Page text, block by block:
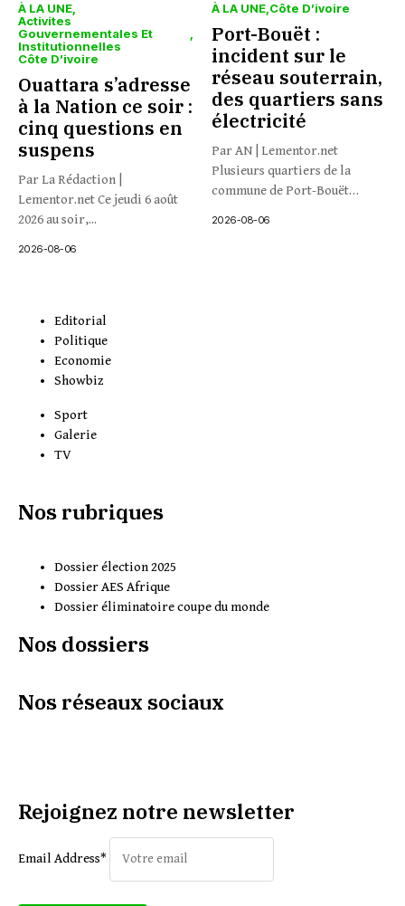
À LA UNE
Activites
Gouvernementales Et
Institutionnelles
Côte D’ivoire
Ouattara s’adresse
à la Nation ce soir :
cinq questions en
suspens
Par La Rédaction |
Lementor.net Ce jeudi 6 août
2026 au soir,...
2026-08-06
À LA UNE Côte D’ivoire
Port-Bouët :
incident sur le
réseau souterrain,
des quartiers sans
électricité
Par AN | Lementor.net
Plusieurs quartiers de la
commune de Port-Bouët
2026-08-06
Editorial
Politique
Economie
Showbiz
Sport
Galerie
TV
Nos rubriques
Dossier élection 2025
Dossier AES Afrique
Dossier éliminatoire coupe du monde
Nos dossiers
Nos réseaux sociaux
Rejoignez notre newsletter
Email Address*